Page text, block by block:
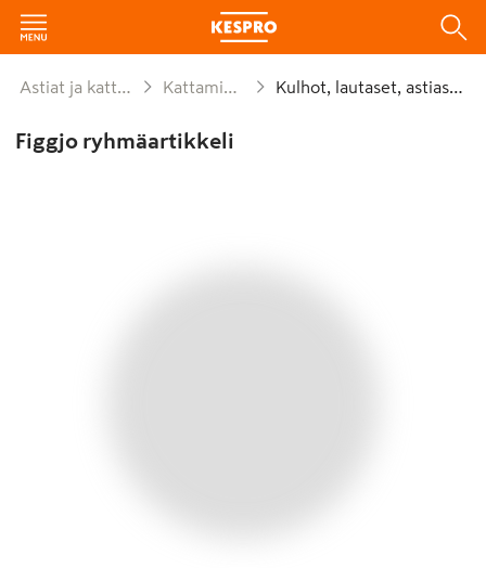
Astiat ja kattaus Kattaminen Kulhot, lautaset, astiastot
Figgjo ryhmäartikkeli